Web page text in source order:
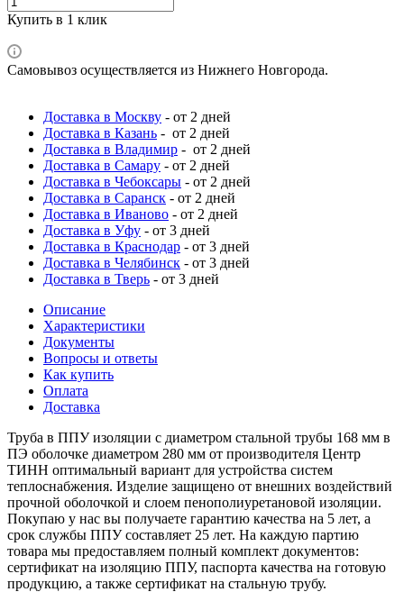
Купить в 1 клик
Самовывоз осуществляется из Нижнего Новгорода.
Доставка в Москву - от 2 дней
Доставка в Казань - от 2 дней
Доставка в Владимир - от 2 дней
Доставка в Самару - от 2 дней
Доставка в Чебоксары - от 2 дней
Доставка в Саранск - от 2 дней
Доставка в Иваново - от 2 дней
Доставка в Уфу - от 3 дней
Доставка в Краснодар - от 3 дней
Доставка в Челябинск - от 3 дней
Доставка в Тверь - от 3 дней
Описание
Характеристики
Документы
Вопросы и ответы
Как купить
Оплата
Доставка
Труба в ППУ изоляции с диаметром стальной трубы 168 мм в
ПЭ оболочке диаметром 280 мм от производителя Центр
ТИНН оптимальный вариант для устройства систем
теплоснабжения. Изделие защищено от внешних воздействий
прочной оболочкой и слоем пенополиуретановой изоляции.
Покупаю у нас вы получаете гарантию качества на 5 лет, а
срок службы ППУ составляет 25 лет. На каждую партию
товара мы предоставляем полный комплект документов:
сертификат на изоляцию ППУ, паспорта качества на готовую
продукцию, а также сертификат на стальную трубу.